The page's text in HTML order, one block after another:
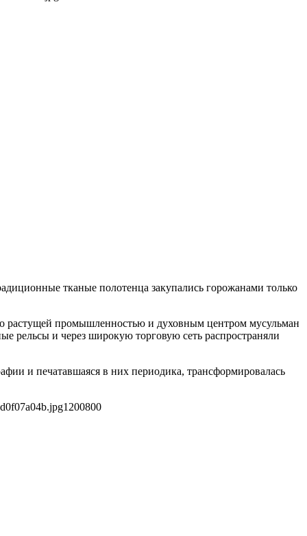
тканые полотенца закупались горожанами только
растущей промышленностью и духовным центром мусульман
и через широкую торговую сеть распространяли
и печатавшаяся в них периодика, трансформировалась
1200800